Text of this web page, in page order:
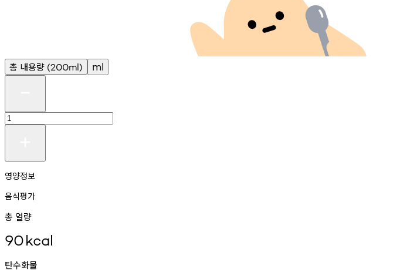
총 내용량 (200ml) ml
영양정보
음식평가
총 열량
90kcal
탄수화물